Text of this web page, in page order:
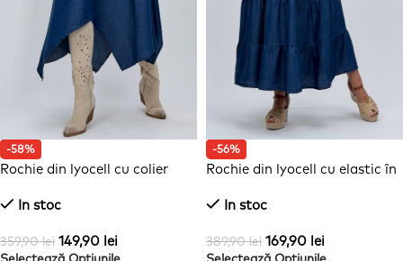
-58%
Rochie din lyocell cu colier
In stoc
359,90lei 149,90 lei
-56%
Rochie din lyocell cu elastic în
In stoc
389,90lei 169,90 lei